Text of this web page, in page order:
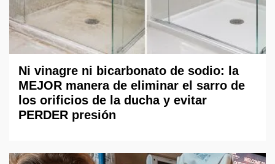
Ni vinagre ni bicarbonato de sodio: la
MEJOR manera de eliminar el sarro de
los orificios de la ducha y evitar
PERDER presión